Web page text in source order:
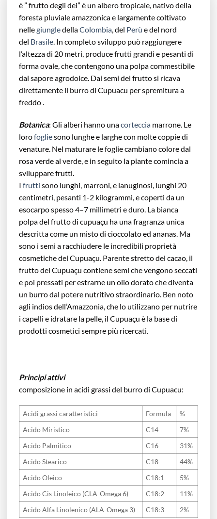
è ” frutto degli dei” è un albero tropicale, nativo della
foresta pluviale amazzonica e largamente coltivato
nellegiungledellaColombia, del Perù e del nord
del Brasile. In completo sviluppo può raggiungere
l’altezza di 20 metri, produce frutti grandi e pesanti di
forma ovale, che contengono una polpa commestibile
dal sapore agrodolce. Dai semi del frutto si ricava
direttamente il burro di Cupuacu per spremitura a
freddo .
Botanica: Gli alberi hanno unacorteccia marrone. Le
lorofogliesono lunghe e larghe con molte coppie di
venature. Nel maturare le foglie cambiano colore dal
rosa verde al verde, e in seguito la piante comincia a
sviluppare frutti.
I frutti sono lunghi, marroni, e lanuginosi, lunghi 20
centimetri, pesanti 1-2 kilogrammi, e coperti da un
esocarpo spesso 4–7 millimetri e duro. La bianca
polpa del frutto di cupuaçu ha una fragranza unica
descritta come un misto di cioccolato ed ananas. Ma
sono i semi a racchiudere le incredibili proprietà
cosmetiche del Cupuaçu. Parente stretto del cacao, il
frutto del Cupuaçu contiene semi che vengono seccati
e poi pressati per estrarne un olio dorato che diventa
un burro dal potere nutritivo straordinario. Ben noto
agli indios dell’Amazzonia, che lo utilizzano per nutrire
i capelli e idratare la pelle, il Cupuaçu è la base di
prodotti cosmetici sempre più ricercati.
Principi attivi
composizione in acidi grassi del burro di Cupuacu:
Acidi grassi caratteristici Formula
%
Acido Miristico
C14
7%
Acido Palmitico
C16
31%
Acido Stearico
C18
44%
Acido Oleico
C18:1
5%
Acido Cis Linoleico (CLA-Omega 6)
C18:2
11%
Acido Alfa Linolenico (ALA-Omega 3)
C18:3 2%